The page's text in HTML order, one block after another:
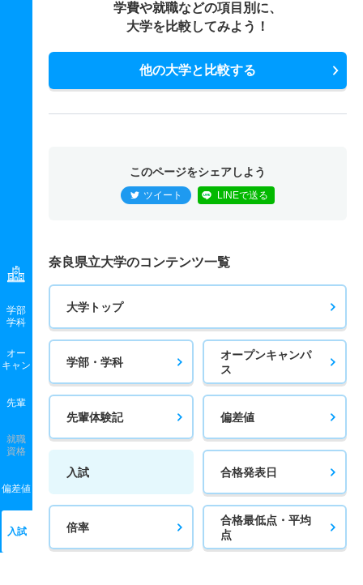
学部
学科
オー
キャン
先輩
就職
資格
偏差値
入試
学費や就職などの項目別に、
大学を比較してみよう！
他の大学と比較する
このページをシェアしよう
ツイート LINEで送る
奈良県立大学のコンテンツ一覧
大学トップ
学部・学科
オープンキャンパ
ス
先輩体験記 偏差値
入試 合格発表日
倍率
合格最低点・平均
点